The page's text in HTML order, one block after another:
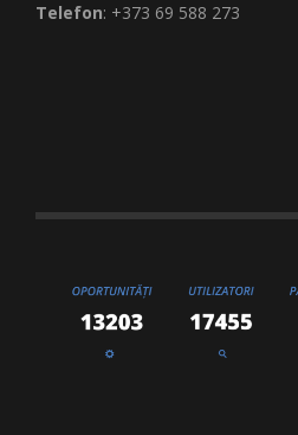
Telefon: +373 69 588 273